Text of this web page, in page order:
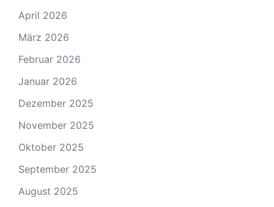
April 2026
März 2026
Februar 2026
Januar 2026
Dezember 2025
November 2025
Oktober 2025
September 2025
August 2025